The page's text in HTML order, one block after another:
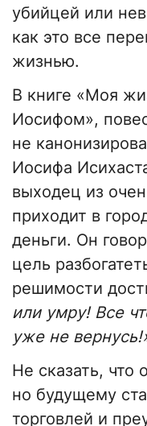
убийцей или
как это все
жизнью.
В книге «Моя
Иосифом»,
не
Иосифа
выходец из
приходит в
деньги. Он
цель
решимости
или умру! Все
уже не
Не сказать, что
но будущему
торговлей и